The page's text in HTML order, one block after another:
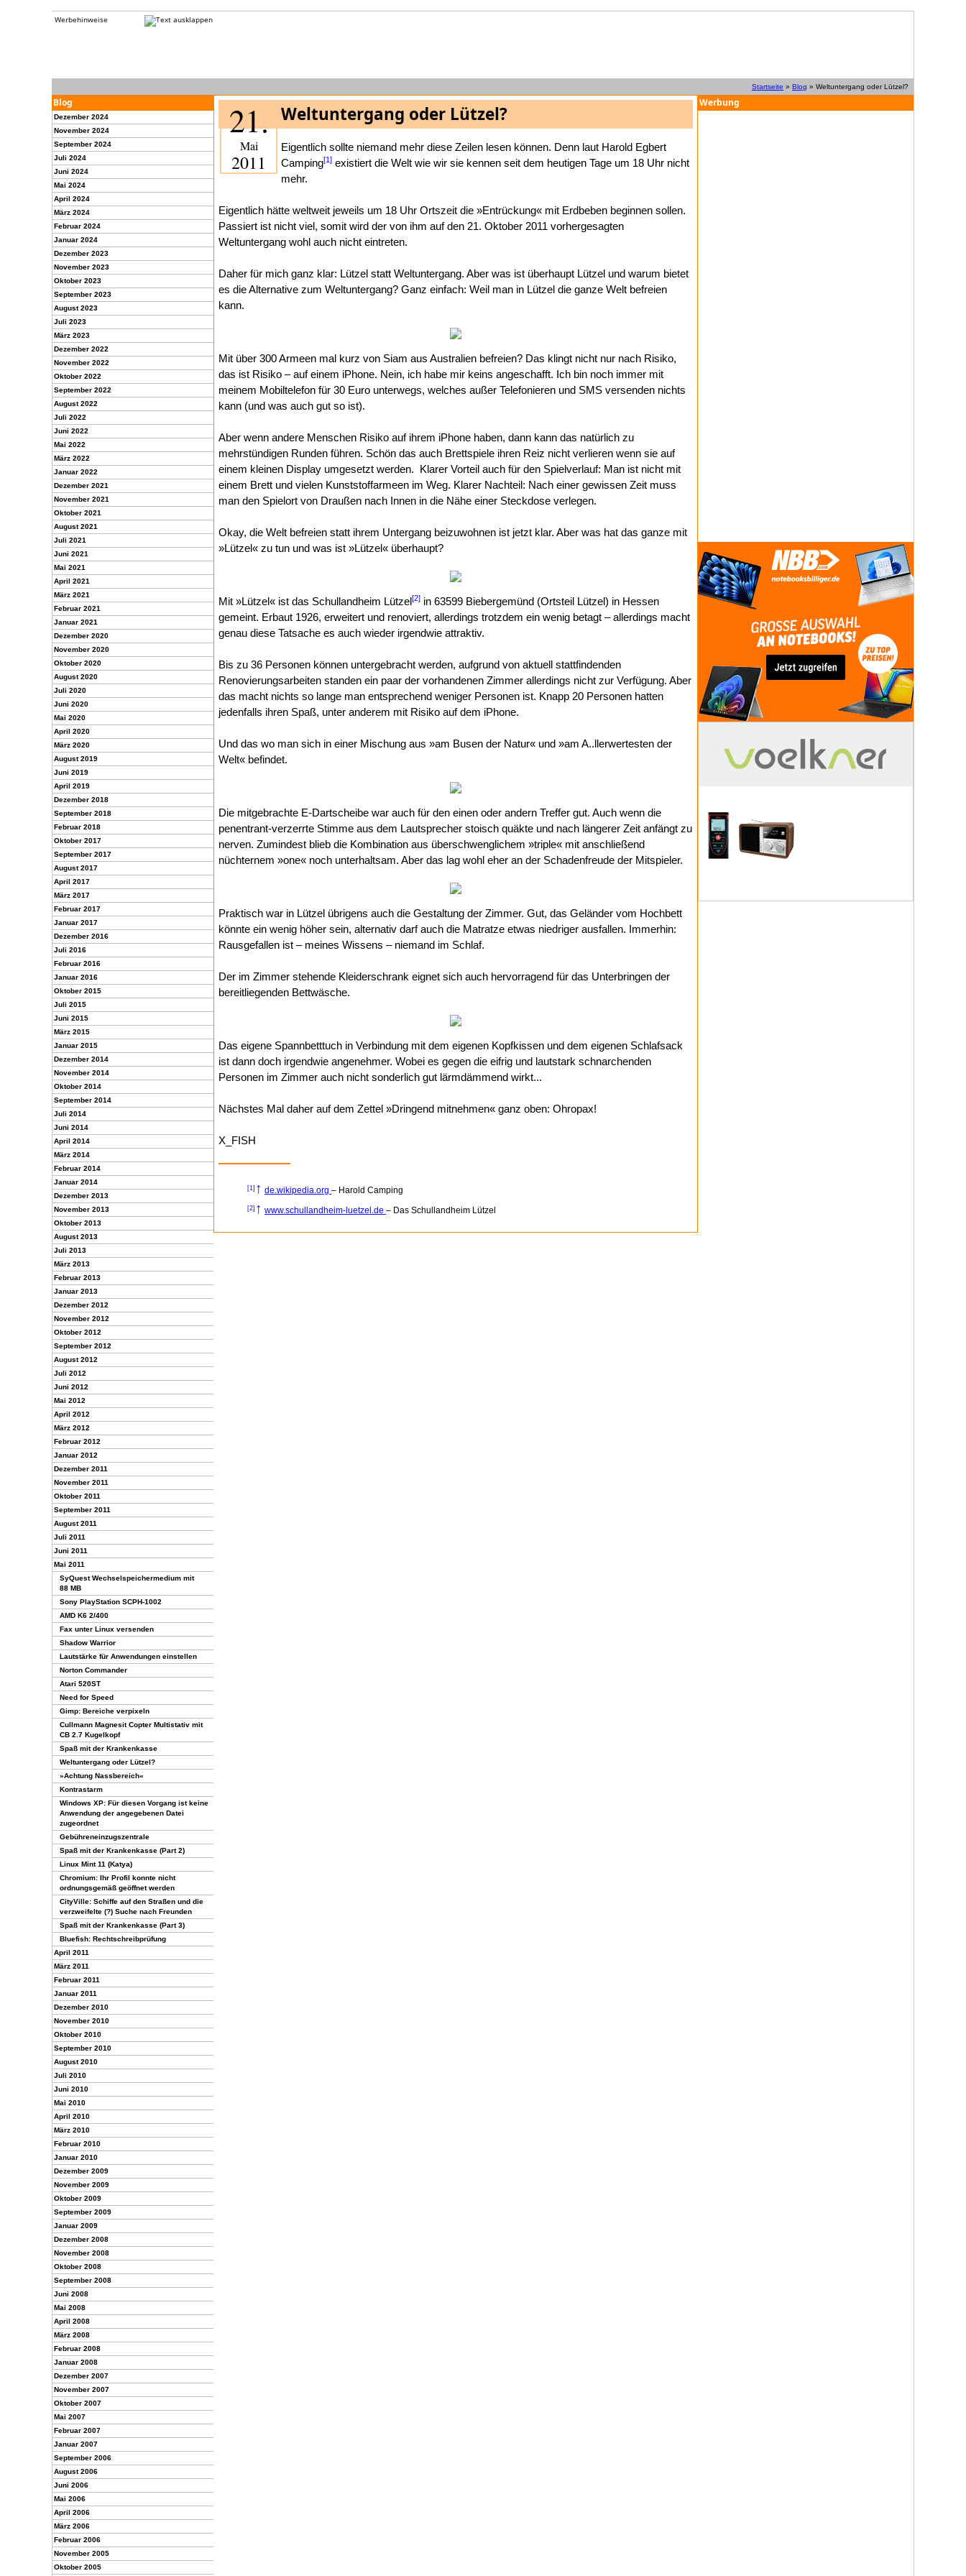
Werbehinweise
Startseite » Blog » Weltuntergang oder Lützel?
Blog
Dezember 2024
November 2024
September 2024
Juli 2024
Juni 2024
Mai 2024
April 2024
März 2024
Februar 2024
Januar 2024
Dezember 2023
November 2023
Oktober 2023
September 2023
August 2023
Juli 2023
März 2023
Dezember 2022
November 2022
Oktober 2022
September 2022
August 2022
Juli 2022
Juni 2022
Mai 2022
März 2022
Januar 2022
Dezember 2021
November 2021
Oktober 2021
August 2021
Juli 2021
Juni 2021
Mai 2021
April 2021
März 2021
Februar 2021
Januar 2021
Dezember 2020
November 2020
Oktober 2020
August 2020
Juli 2020
Juni 2020
Mai 2020
April 2020
März 2020
August 2019
Juni 2019
April 2019
Dezember 2018
September 2018
Februar 2018
Oktober 2017
September 2017
August 2017
April 2017
März 2017
Februar 2017
Januar 2017
Dezember 2016
Juli 2016
Februar 2016
Januar 2016
Oktober 2015
Juli 2015
Juni 2015
März 2015
Januar 2015
Dezember 2014
November 2014
Oktober 2014
September 2014
Juli 2014
Juni 2014
April 2014
März 2014
Februar 2014
Januar 2014
Dezember 2013
November 2013
Oktober 2013
August 2013
Juli 2013
März 2013
Februar 2013
Januar 2013
Dezember 2012
November 2012
Oktober 2012
September 2012
August 2012
Juli 2012
Juni 2012
Mai 2012
April 2012
März 2012
Februar 2012
Januar 2012
Dezember 2011
November 2011
Oktober 2011
September 2011
August 2011
Juli 2011
Juni 2011
Mai 2011
SyQuest Wechsel­speicher­medium mit
88 MB
Sony PlayStation SCPH-1002
AMD K6 2/400
Fax unter Linux versenden
Shadow Warrior
Lautstärke für Anwendungen einstellen
Norton Commander
Atari 520ST
Need for Speed
Gimp: Bereiche verpixeln
Cullmann Magnesit Copter Multistativ mit
CB 2.7 Kugelkopf
Spaß mit der Krankenkasse
Weltuntergang oder Lützel?
»Achtung Nassbereich«
Kontrastarm
Windows XP: Für diesen Vorgang ist keine
Anwendung der angegebenen Datei
zugeordnet
Gebühreneinzugszentrale
Spaß mit der Krankenkasse (Part 2)
Linux Mint 11 (Katya)
Chromium: Ihr Profil konnte nicht
ordnungsgemäß geöffnet werden
CityVille: Schiffe auf den Straßen und die
verzweifelte (?) Suche nach Freunden
Spaß mit der Krankenkasse (Part 3)
Bluefish: Recht­schreib­prüfung
April 2011
März 2011
Februar 2011
Januar 2011
Dezember 2010
November 2010
Oktober 2010
September 2010
August 2010
Juli 2010
Juni 2010
Mai 2010
April 2010
März 2010
Februar 2010
Januar 2010
Dezember 2009
November 2009
Oktober 2009
September 2009
Januar 2009
Dezember 2008
November 2008
Oktober 2008
September 2008
Juni 2008
Mai 2008
April 2008
März 2008
Februar 2008
Januar 2008
Dezember 2007
November 2007
Oktober 2007
Mai 2007
Februar 2007
Januar 2007
September 2006
August 2006
Juni 2006
Mai 2006
April 2006
März 2006
Februar 2006
November 2005
Oktober 2005
Werbung
21.
Mai
2011
Weltuntergang oder Lützel?
Eigentlich sollte niemand mehr diese Zeilen lesen können. Denn laut Harold Egbert
Camping[1] existiert die Welt wie wir sie kennen seit dem heutigen Tage um 18 Uhr nicht
mehr.
Eigentlich hätte weltweit jeweils um 18 Uhr Ortszeit die »Entrückung« mit Erdbeben beginnen sollen.
Passiert ist nicht viel, somit wird der von ihm auf den 21. Oktober 2011 vorhergesagten
Weltuntergang wohl auch nicht eintreten.
Daher für mich ganz klar: Lützel statt Weltuntergang. Aber was ist überhaupt Lützel und warum bietet
es die Alternative zum Weltuntergang? Ganz einfach: Weil man in Lützel die ganze Welt befreien
kann.
Mit über 300 Armeen mal kurz von Siam aus Australien befreien? Das klingt nicht nur nach Risiko,
das ist Risiko – auf einem iPhone. Nein, ich habe mir keins angeschafft. Ich bin noch immer mit
meinem Mobiltelefon für 30 Euro unterwegs, welches außer Telefonieren und SMS versenden nichts
kann (und was auch gut so ist).
Aber wenn andere Menschen Risiko auf ihrem iPhone haben, dann kann das natürlich zu
mehrstündigen Runden führen. Schön das auch Brettspiele ihren Reiz nicht verlieren wenn sie auf
einem kleinen Display umgesetzt werden. Klarer Vorteil auch für den Spielverlauf: Man ist nicht mit
einem Brett und vielen Kunststoffarmeen im Weg. Klarer Nachteil: Nach einer gewissen Zeit muss
man den Spielort von Draußen nach Innen in die Nähe einer Steckdose verlegen.
Okay, die Welt befreien statt ihrem Untergang beizuwohnen ist jetzt klar. Aber was hat das ganze mit
»Lützel« zu tun und was ist »Lützel« überhaupt?
Mit »Lützel« ist das Schullandheim Lützel[2] in 63599 Biebergemünd (Ortsteil Lützel) in Hessen
gemeint. Erbaut 1926, erweitert und renoviert, allerdings trotzdem ein wenig betagt – allerdings macht
genau diese Tatsache es auch wieder irgendwie attraktiv.
Bis zu 36 Personen können untergebracht werden, aufgrund von aktuell stattfindenden
Renovierungsarbeiten standen ein paar der vorhandenen Zimmer allerdings nicht zur Verfügung. Aber
das macht nichts so lange man entsprechend weniger Personen ist. Knapp 20 Personen hatten
jedenfalls ihren Spaß, unter anderem mit Risiko auf dem iPhone.
Und das wo man sich in einer Mischung aus »am Busen der Natur« und »am A..llerwertesten der
Welt« befindet.
Die mitgebrachte E-Dartscheibe war auch für den einen oder andern Treffer gut. Auch wenn die
penentrant-verzerrte Stimme aus dem Lautsprecher stoisch quäkte und nach längerer Zeit anfängt zu
nerven. Zumindest blieb die Kombination aus überschwenglichem »triple« mit anschließend
nüchternem »one« noch unterhaltsam. Aber das lag wohl eher an der Schadenfreude der Mitspieler.
Praktisch war in Lützel übrigens auch die Gestaltung der Zimmer. Gut, das Geländer vom Hochbett
könnte ein wenig höher sein, alternativ darf auch die Matratze etwas niedriger ausfallen. Immerhin:
Rausgefallen ist – meines Wissens – niemand im Schlaf.
Der im Zimmer stehende Kleiderschrank eignet sich auch hervorragend für das Unterbringen der
bereitliegenden Bettwäsche.
Das eigene Spannbetttuch in Verbindung mit dem eigenen Kopfkissen und dem eigenen Schlafsack
ist dann doch irgendwie angenehmer. Wobei es gegen die eifrig und lautstark schnarchenden
Personen im Zimmer auch nicht sonderlich gut lärmdämmend wirkt...
Nächstes Mal daher auf dem Zettel »Dringend mitnehmen« ganz oben: Ohropax!
X_FISH
[1] ↑ de.wikipedia.org – Harold Camping
[2] ↑ www.schullandheim-luetzel.de – Das Schullandheim Lützel